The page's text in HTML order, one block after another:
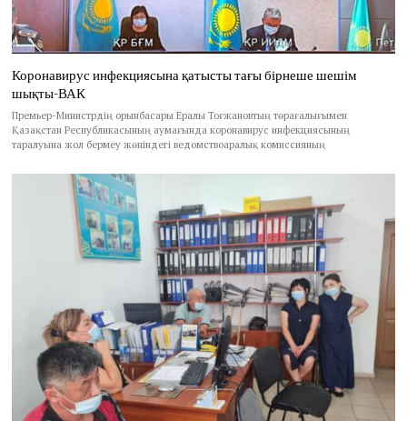
Коронавирус инфекциясына қатысты тағы бірнеше шешім
шықты-ВАК
Премьер-Министрдің орынбасары Ералы Тоғжановтың төрағалығымен
Қазақстан Республикасының аумағында коронавирус инфекциясының
таралуына жол бермеу жөніндегі ведомствоаралық комиссияның